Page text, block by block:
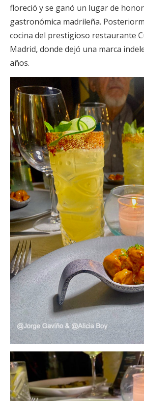
floreció y se ganó un lugar de
gastronómica madrileña.
cocina del prestigioso restaurante
Madrid, donde dejó una marca
años.